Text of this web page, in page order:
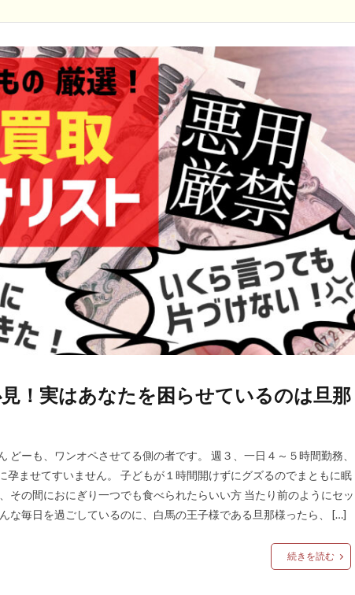
！実はあなたを困らせているのは旦那
どーも、ワンオペさせてる側の者です。 週３、一日４～５時間勤務、
孕ませてすいません。 子どもが１時間開けずにグズるのでまともに眠
その間におにぎり一つでも食べられたらいい方 当たり前のようにセッ
な毎日を過ごしているのに、白馬の王子様である旦那様ったら、 […]
続きを読む